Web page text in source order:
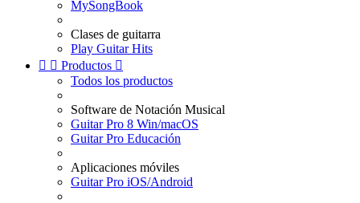
MySongBook
Clases de guitarra
Play Guitar Hits
  Productos 
Todos los productos
Software de Notación Musical
Guitar Pro 8 Win/macOS
Guitar Pro Educación
Aplicaciones móviles
Guitar Pro iOS/Android